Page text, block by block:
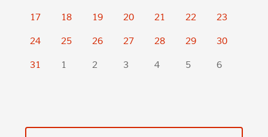
17
18 19 20 21 22
23
24
25 26 27 28 29
30
31
1 2 3 4 5 6